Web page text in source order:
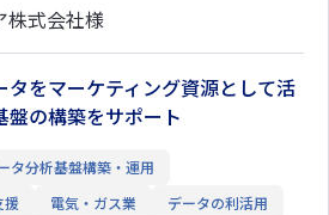
株式会社様
タをマーケティング資源として活
盤の構築をサポート
タ分析基盤構築・運用
援
電気・ガス業
データの利活用